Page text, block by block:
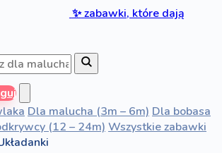
✨zabawki, które dają
Dla malucha (3m – 6m) Dla bobasa
(12 – 24m) Wszystkie zabawki